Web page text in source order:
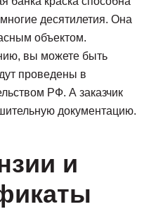
десятилетия. Она
объектом.
вы можете быть
проведены в
РФ. А заказчик
документацию.
и